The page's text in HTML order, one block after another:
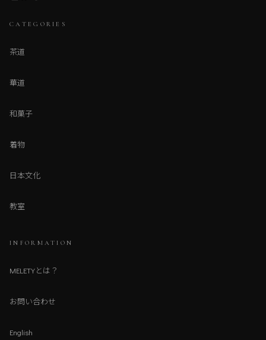
CATEGORIES
茶道
華道
和菓子
着物
日本文化
教室
INFORMATION
MELETYとは？
お問い合わせ
English